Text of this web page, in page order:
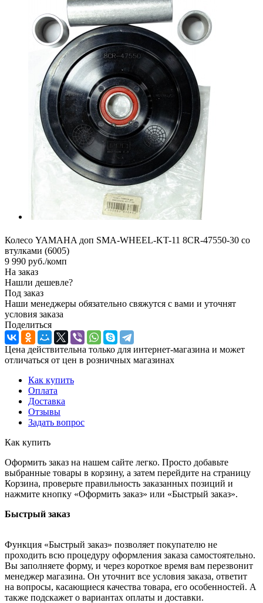
Колесо YAMAHA доп SMA-WHEEL-KT-11 8CR-47550-30 со
втулками (6005)
9 990 руб./комп
На заказ
Нашли дешевле?
Под заказ
Наши менеджеры обязательно свяжутся с вами и уточнят
условия заказа
Поделиться
Цена действительна только для интернет-магазина и может
отличаться от цен в розничных магазинах
Как купить
Оплата
Доставка
Отзывы
Задать вопрос
Как купить
Оформить заказ на нашем сайте легко. Просто добавьте
выбранные товары в корзину, а затем перейдите на страницу
Корзина, проверьте правильность заказанных позиций и
нажмите кнопку «Оформить заказ» или «Быстрый заказ».
Быстрый заказ
Функция «Быстрый заказ» позволяет покупателю не
проходить всю процедуру оформления заказа самостоятельно.
Вы заполняете форму, и через короткое время вам перезвонит
менеджер магазина. Он уточнит все условия заказа, ответит
на вопросы, касающиеся качества товара, его особенностей. А
также подскажет о вариантах оплаты и доставки.